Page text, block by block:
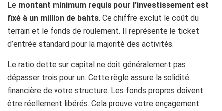
Le montant minimum requis pour l’investissement est
fixé à un million de bahts. Ce chiffre exclut le coût du
terrain et le fonds de roulement. Il représente le ticket
d’entrée standard pour la majorité des activités.
Le ratio dette sur capital ne doit généralement pas
dépasser trois pour un. Cette règle assure la solidité
financière de votre structure. Les fonds propres doivent
être réellement libérés. Cela prouve votre engagement